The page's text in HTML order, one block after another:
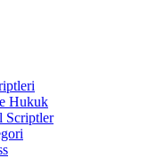
Hukuk
Scriptler